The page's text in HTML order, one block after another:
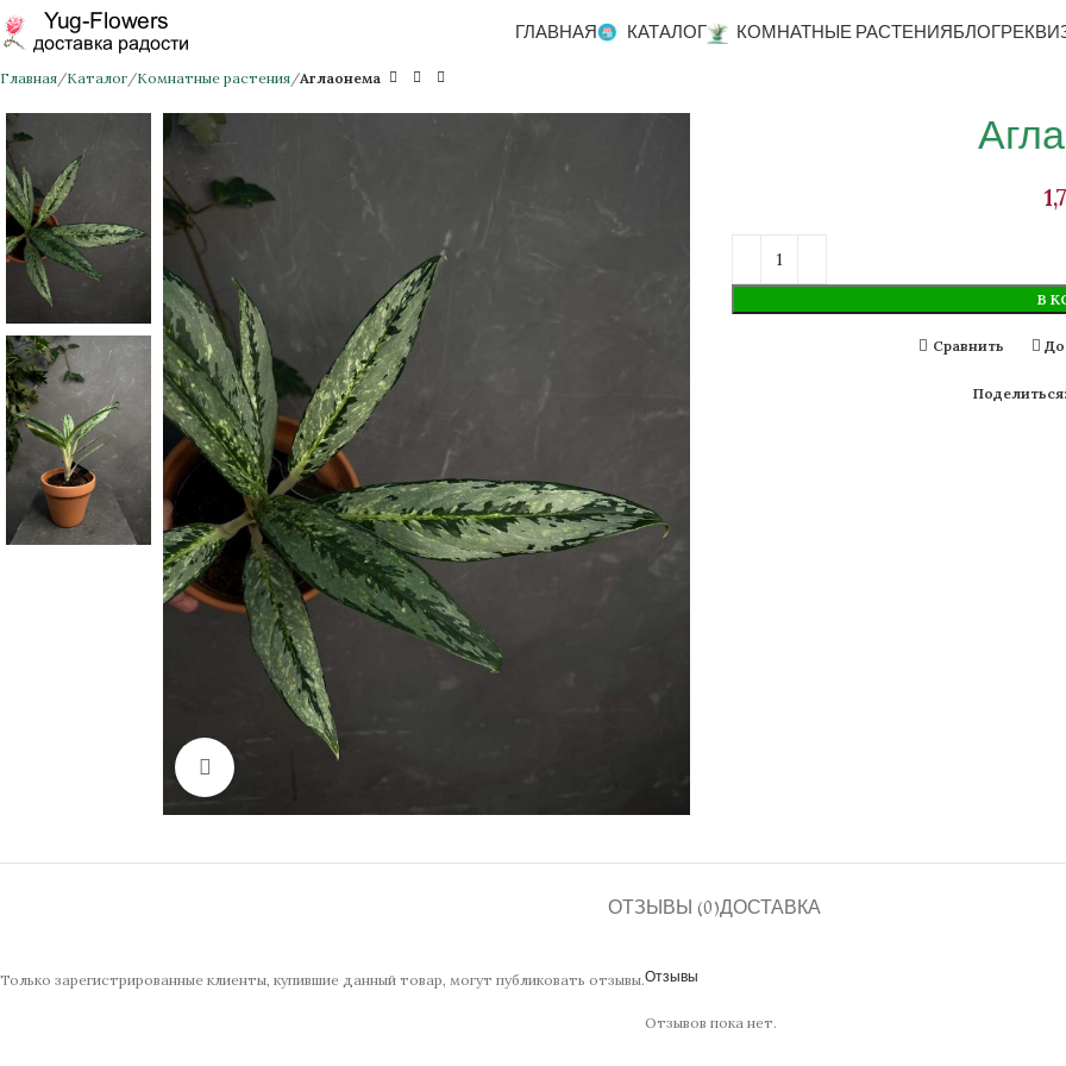
ГЛАВНАЯ КАТАЛОГ КОМНАТНЫЕ РАСТЕНИЯ БЛОГ
Главная Каталог Комнатные растения Аглаонема
Нажмите, чтобы увеличить изображение
В
Сравнить
Поделиться:
ОТЗЫВЫ (0)ДОСТАВКА
Отзывы
Отзывов пока нет.
Только зарегистрированные клиенты, купившие данный товар, могут публиковать отзывы.